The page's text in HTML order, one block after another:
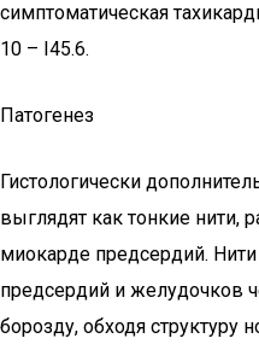
симптоматическая
10 – I45.6.
Патогенез
Гистологически
выглядят как тонкие нити,
миокарде предсердий.
предсердий и желудочков
борозду, обходя структуру